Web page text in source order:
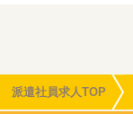
派遣社員求人TOP